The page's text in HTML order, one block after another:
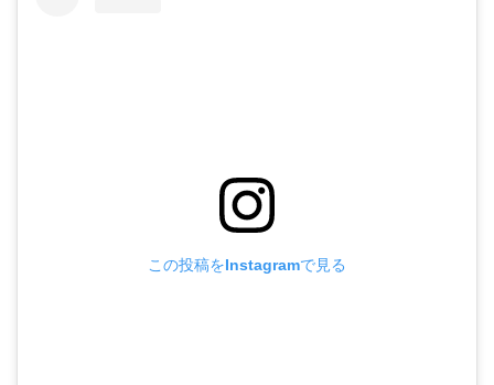
この投稿をInstagramで見る